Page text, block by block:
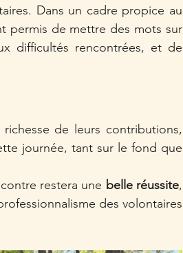
Dans un cadre propice au
permis de mettre des mots sur
difficultés rencontrées, et de
de leurs contributions,
journée, tant sur le fond que
restera une belle réussite,
des volontaires